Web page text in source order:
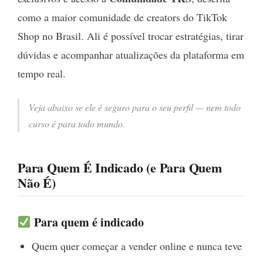
como a maior comunidade de creators do TikTok
Shop no Brasil. Ali é possível trocar estratégias, tirar
dúvidas e acompanhar atualizações da plataforma em
tempo real.
Veja abaixo se ele é seguro para o seu perfil — nem todo
curso é para todo mundo.
Para Quem É Indicado (e Para Quem
Não É)
Para quem é indicado
Quem quer começar a vender online e nunca teve